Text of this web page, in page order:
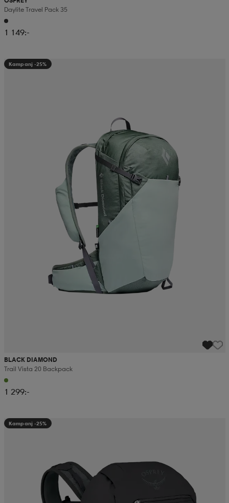
Daylite Travel Pack 35
1 149:-
Kampanj -25%
BLACK DIAMOND
Trail Vista 20 Backpack
1 299:-
Kampanj -25%